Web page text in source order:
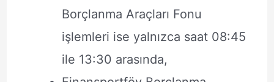
Borçlanma Araçları Fonu
işlemleri ise yalnızca saat 08:45
ile 13:30 arasında,